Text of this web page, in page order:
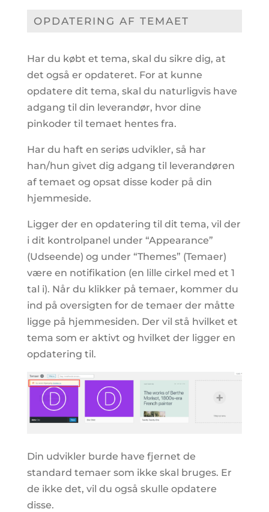
OPDATERING AF TEMAET
Har du købt et tema, skal du sikre dig, at
det også er opdateret. For at kunne
opdatere dit tema, skal du naturligvis have
adgang til din leverandør, hvor dine
pinkoder til temaet hentes fra.
Har du haft en seriøs udvikler, så har
han/hun givet dig adgang til leverandøren
af temaet og opsat disse koder på din
hjemmeside.
Ligger der en opdatering til dit tema, vil der
i dit kontrolpanel under “Appearance”
(Udseende) og under “Themes” (Temaer)
være en notifikation (en lille cirkel med et 1
tal i). Når du klikker på temaer, kommer du
ind på oversigten for de temaer der måtte
ligge på hjemmesiden. Der vil stå hvilket et
tema som er aktivt og hvilket der ligger en
opdatering til.
Din udvikler burde have fjernet de
standard temaer som ikke skal bruges. Er
de ikke det, vil du også skulle opdatere
disse.